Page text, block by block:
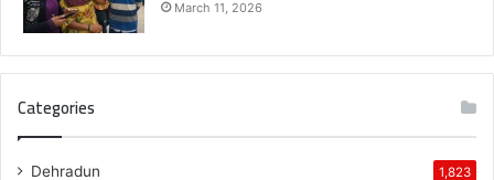
March 11, 2026
Categories
Dehradun 1,823